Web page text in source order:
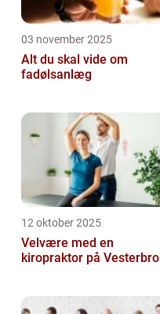
03 november 2025
Alt du skal vide om
fadølsanlæg
12 oktober 2025
Velvære med en
kiropraktor på Vesterbro